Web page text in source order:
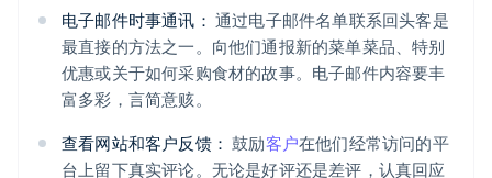
电子邮件时事通讯： 通过电子邮件名单联系回头客是
最直接的方法之一。向他们通报新的菜单菜品、特别
优惠或关于如何采购食材的故事。电子邮件内容要丰
富多彩，言简意赅。
查看网站和客户反馈： 鼓励客户在他们经常访问的平
台上留下真实评论。无论是好评还是差评，认真回应
阿联酋
爱尔兰
English